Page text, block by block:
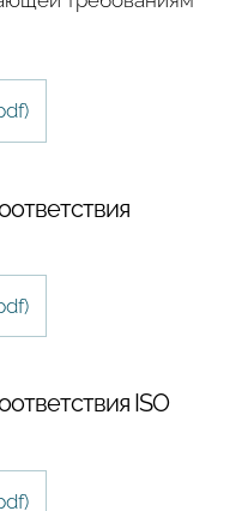
)
)
ISO
)